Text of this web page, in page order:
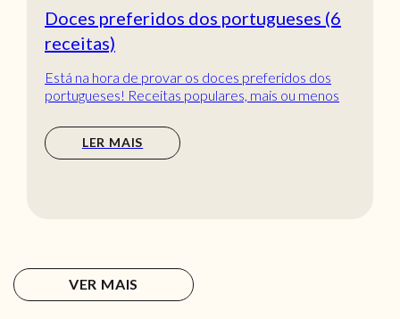
Doces preferidos dos portugueses (6
receitas)
Está na hora de provar os doces preferidos dos
portugueses! Receitas populares, mais ou menos
LER MAIS
VER MAIS